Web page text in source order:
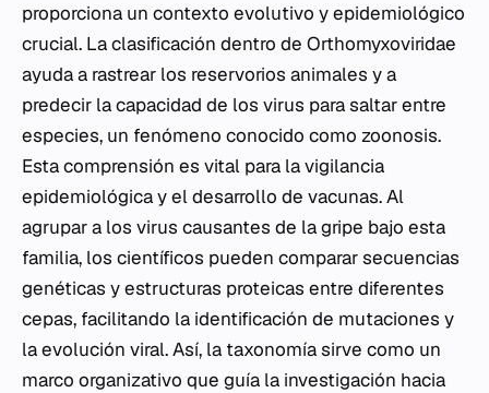
proporciona un contexto evolutivo y epidemiológico
crucial. La clasificación dentro de Orthomyxoviridae
ayuda a rastrear los reservorios animales y a
predecir la capacidad de los virus para saltar entre
especies, un fenómeno conocido como zoonosis.
Esta comprensión es vital para la vigilancia
epidemiológica y el desarrollo de vacunas. Al
agrupar a los virus causantes de la gripe bajo esta
familia, los científicos pueden comparar secuencias
genéticas y estructuras proteicas entre diferentes
cepas, facilitando la identificación de mutaciones y
la evolución viral. Así, la taxonomía sirve como un
marco organizativo que guía la investigación hacia